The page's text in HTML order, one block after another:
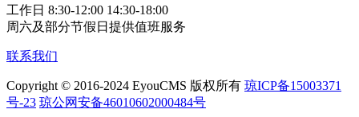
工作日 8:30-12:00 14:30-18:00
周六及部分节假日提供值班服务
联系我们
Copyright © 2016-2024 EyouCMS 版权所有 琼ICP备15003371
号-23 琼公网安备46010602000484号